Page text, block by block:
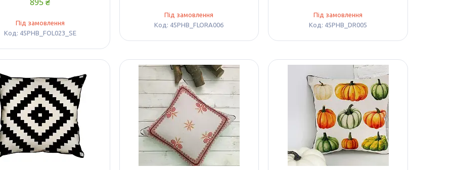
Під замовлення
45PHB_FOL023_SE
Під замовлення
45PHB_FLORA006
Під замовлення
45PHB_DR005